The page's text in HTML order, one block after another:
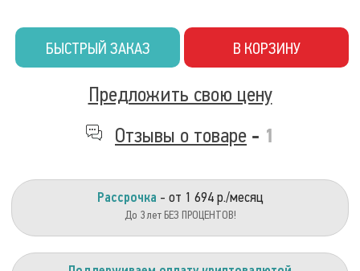
БЫСТРЫЙ ЗАКАЗ В КОРЗИНУ
Предложить свою цену
Отзывы о товаре - 1
Рассрочка - от 1 694 р./месяц
До 3 лет БЕЗ ПРОЦЕНТОВ!